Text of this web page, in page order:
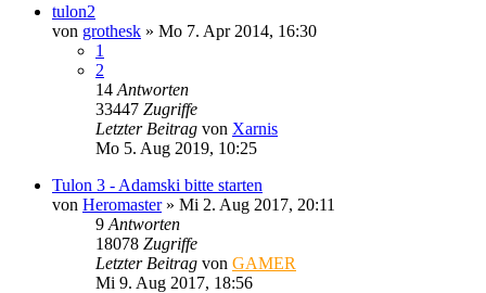
tulon2
von grothesk » Mo 7. Apr 2014, 16:30
1
2
14 Antworten
33447 Zugriffe
Letzter Beitrag von Xarnis
Mo 5. Aug 2019, 10:25
Tulon 3 - Adamski bitte starten
von Heromaster» Mi 2. Aug 2017, 20:11
9 Antworten
18078 Zugriffe
Letzter Beitrag von GAMER
Mi 9. Aug 2017, 18:56